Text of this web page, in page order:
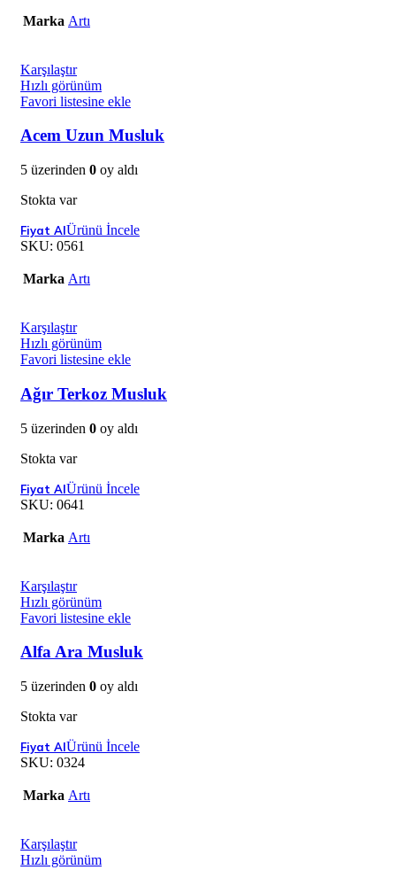
Marka Artı
Karşılaştır
Hızlı görünüm
Favori listesine ekle
Acem Uzun Musluk
5 üzerinden 0 oy aldı
Stokta var
Ürünü İncele
SKU: 0561
Marka Artı
Karşılaştır
Hızlı görünüm
Favori listesine ekle
Ağır Terkoz Musluk
5 üzerinden 0 oy aldı
Stokta var
Ürünü İncele
SKU: 0641
Marka Artı
Karşılaştır
Hızlı görünüm
Favori listesine ekle
Alfa Ara Musluk
5 üzerinden 0 oy aldı
Stokta var
Ürünü İncele
SKU: 0324
Marka Artı
Karşılaştır
Hızlı görünüm